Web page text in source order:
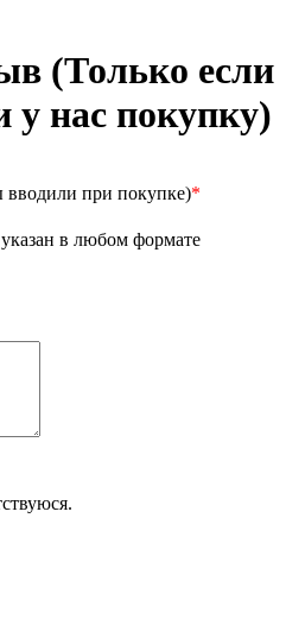
(Только если
нас покупку)
при покупке)*
в любом формате